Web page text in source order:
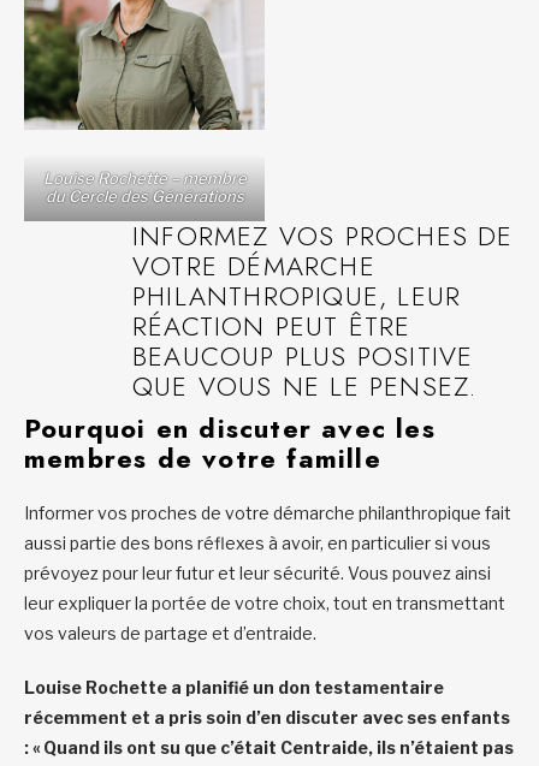
Louise Rochette – membre
du Cercle des Générations
INFORMEZ VOS PROCHES DE
VOTRE DÉMARCHE
PHILANTHROPIQUE, LEUR
RÉACTION PEUT ÊTRE
BEAUCOUP PLUS POSITIVE
QUE VOUS NE LE PENSEZ.
Pourquoi en discuter avec les
membres de votre famille
Informer vos proches de votre démarche philanthropique fait
aussi partie des bons réflexes à avoir, en particulier si vous
prévoyez pour leur futur et leur sécurité. Vous pouvez ainsi
leur expliquer la portée de votre choix, tout en transmettant
vos valeurs de partage et d’entraide.
Louise Rochette a planifié un don testamentaire
récemment et a pris soin d’en discuter avec ses enfants
: « Quand ils ont su que c’était Centraide, ils n’étaient pas